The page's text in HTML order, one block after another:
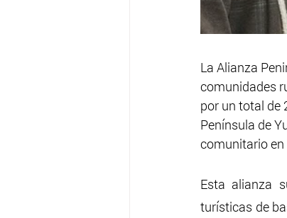
La Alianza
comunidades
por un total de
Península de
comunitario en
Esta alianza
turísticas de